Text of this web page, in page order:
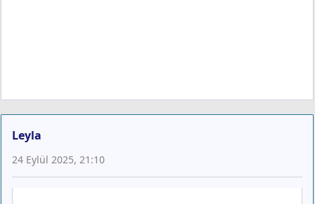
Leyla
24 Eylül 2025, 21:10